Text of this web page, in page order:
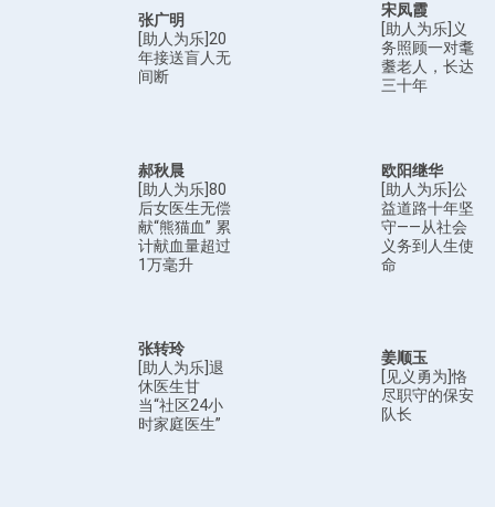
张广明
[助人为乐]20
年接送盲人无
间断
宋凤霞
[助人为乐]义
务照顾一对耄
耋老人，长达
三十年
郝秋晨
[助人为乐]80
后女医生无偿
献“熊猫血” 累
计献血量超过
1万毫升
欧阳继华
[助人为乐]公
益道路十年坚
守——从社会
义务到人生使
命
张转玲
[助人为乐]退
休医生甘
当“社区24小
时家庭医生”
姜顺玉
[见义勇为]恪
尽职守的保安
队长